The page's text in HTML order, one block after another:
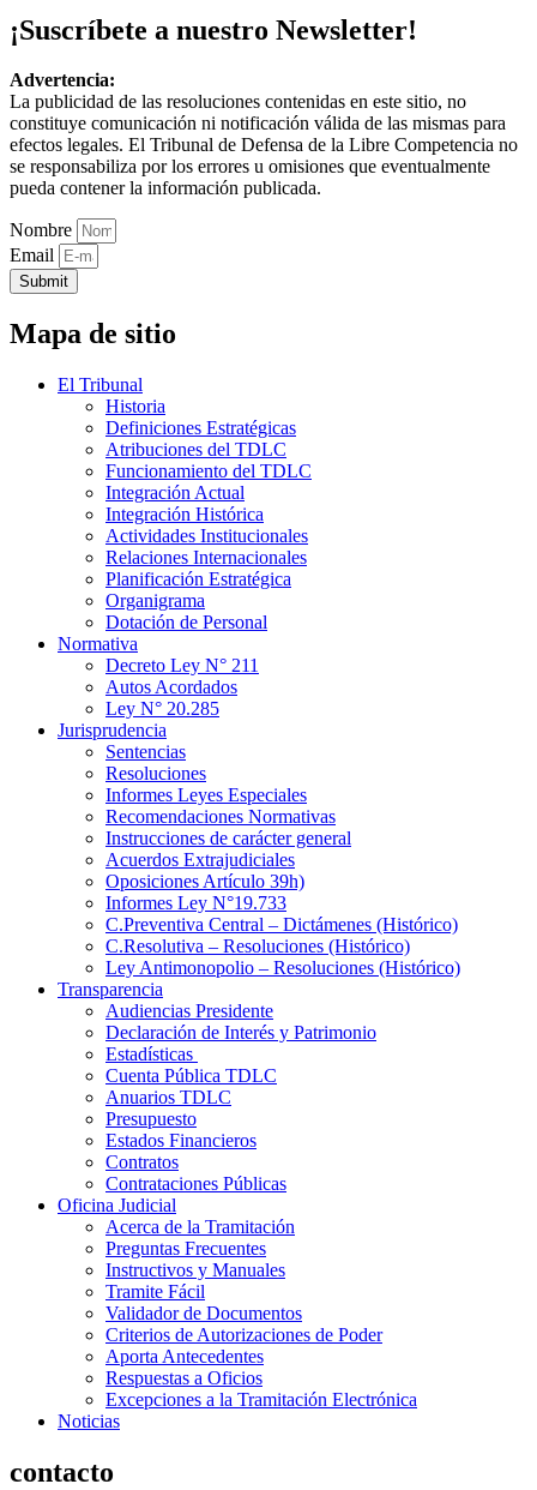
¡Suscríbete a nuestro Newsletter!
Advertencia:
La publicidad de las resoluciones contenidas en este sitio, no
constituye comunicación ni notificación válida de las mismas para
efectos legales. El Tribunal de Defensa de la Libre Competencia no
se responsabiliza por los errores u omisiones que eventualmente
pueda contener la información publicada.
Nombre
Email
Submit
Mapa de sitio
El Tribunal
Historia
Definiciones Estratégicas
Atribuciones del TDLC
Funcionamiento del TDLC
Integración Actual
Integración Histórica
Actividades Institucionales
Relaciones Internacionales
Planificación Estratégica
Organigrama
Dotación de Personal
Normativa
Decreto Ley N° 211
Autos Acordados
Ley N° 20.285
Jurisprudencia
Sentencias
Resoluciones
Informes Leyes Especiales
Recomendaciones Normativas
Instrucciones de carácter general
Acuerdos Extrajudiciales
Oposiciones Artículo 39h)
Informes Ley N°19.733
C.Preventiva Central – Dictámenes (Histórico)
C.Resolutiva – Resoluciones (Histórico)
Ley Antimonopolio – Resoluciones (Histórico)
Transparencia
Audiencias Presidente
Declaración de Interés y Patrimonio
Estadísticas
Cuenta Pública TDLC
Anuarios TDLC
Presupuesto
Estados Financieros
Contratos
Contrataciones Públicas
Oficina Judicial
Acerca de la Tramitación
Preguntas Frecuentes
Instructivos y Manuales
Tramite Fácil
Validador de Documentos
Criterios de Autorizaciones de Poder
Aporta Antecedentes
Respuestas a Oficios
Excepciones a la Tramitación Electrónica
Noticias
contacto